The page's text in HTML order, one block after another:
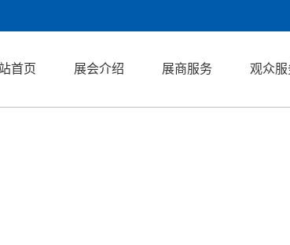
首页 展会介绍 展商服务 观众服